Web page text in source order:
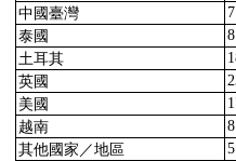
中國臺灣 7
泰國 8
土耳其
英國
美國
越南 8
其他國家／地區